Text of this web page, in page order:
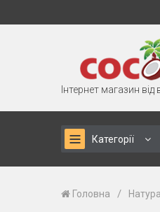
Інтернет магазин
Категорії
Головна /